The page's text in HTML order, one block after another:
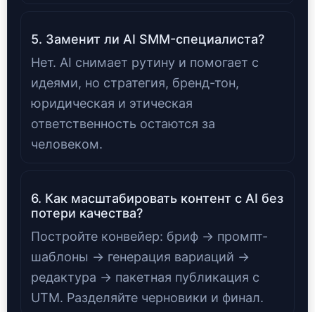
5. Заменит ли AI SMM-специалиста?
Нет. AI снимает рутину и помогает с
идеями, но стратегия, бренд-тон,
юридическая и этическая
ответственность остаются за
человеком.
6. Как масштабировать контент с AI без
потери качества?
Постройте конвейер: бриф → промпт-
шаблоны → генерация вариаций →
редактура → пакетная публикация с
UTM. Разделяйте черновики и финал.